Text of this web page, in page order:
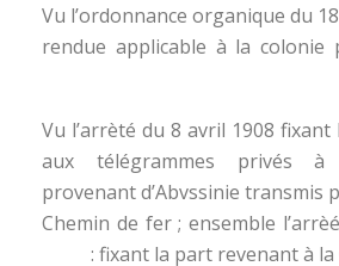
Vu l’ordonnance organique du
rendue applicable à la colonie
Vu l’arrèté du 8 avril 1908
aux télégrammes privés à
provenant d’Abvssinie transmis
Chemin de fer ; ensemble
fixant la part revenant à la